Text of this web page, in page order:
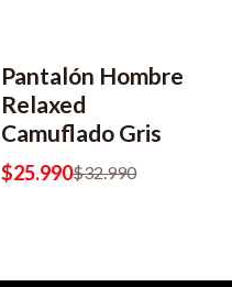
Pantalón Hombre
Relaxed
Camuflado Gris
$25.990$32.990